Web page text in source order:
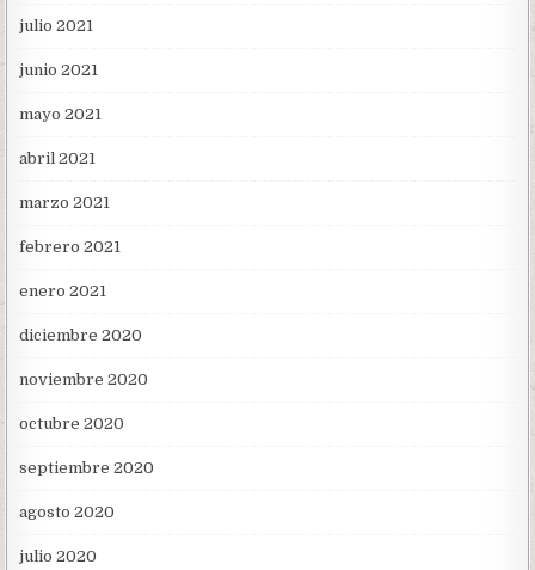
julio 2021
junio 2021
mayo 2021
abril 2021
marzo 2021
febrero 2021
enero 2021
diciembre 2020
noviembre 2020
octubre 2020
septiembre 2020
agosto 2020
julio 2020